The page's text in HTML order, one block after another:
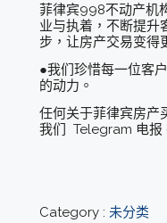
菲律宾998不动产机
业与执着，不断提升
步，让房产交易变得
●我们珍惜每一位客
的动力。
任何关于菲律宾房产
我们 Telegram 电报
Category : 未分类